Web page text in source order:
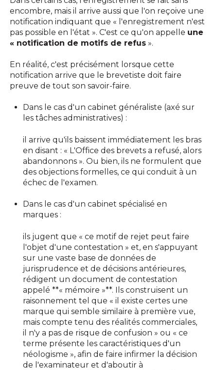
encombre, mais il arrive aussi que l'on reçoive une
notification indiquant que « l'enregistrement n'est
pas possible en l'état ». C'est ce qu'on appelle une
« notification de motifs de refus ».
En réalité, c'est précisément lorsque cette
notification arrive que le brevetiste doit faire
preuve de tout son savoir-faire.
Dans le cas d'un cabinet généraliste (axé sur
les tâches administratives) :
il arrive qu'ils baissent immédiatement les bras
en disant : « L'Office des brevets a refusé, alors
abandonnons ». Ou bien, ils ne formulent que
des objections formelles, ce qui conduit à un
échec de l'examen.
Dans le cas d'un cabinet spécialisé en
marques :
ils jugent que « ce motif de rejet peut faire
l'objet d'une contestation » et, en s'appuyant
sur une vaste base de données de
jurisprudence et de décisions antérieures,
rédigent un document de contestation
appelé **« mémoire »**. Ils construisent un
raisonnement tel que « il existe certes une
marque qui semble similaire à première vue,
mais compte tenu des réalités commerciales,
il n'y a pas de risque de confusion » ou « ce
terme présente les caractéristiques d'un
néologisme », afin de faire infirmer la décision
de l'examinateur et d'aboutir à